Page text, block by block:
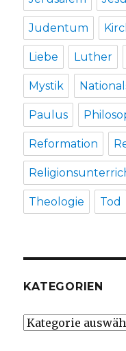
Judentum
Liebe Luther
Mystik
Paulus
Reformation
Theologie Tod
KATEGORIEN
Kategorien